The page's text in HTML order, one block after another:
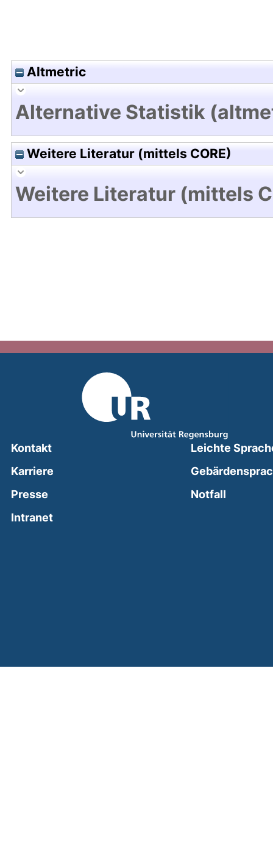
Altmetric
Alternative Statistik
Weitere Literatur (mittels CORE)
Weitere Literatur (mittels
Kontakt
Karriere
Presse
Intranet(external link, opens in a new window)
Leichte
Notfall